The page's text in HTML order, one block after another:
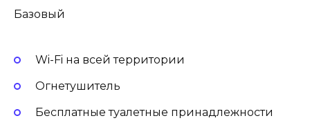
Базовый
Wi-Fi на всей территории
Огнетушитель
Бесплатные туалетные принадлежности